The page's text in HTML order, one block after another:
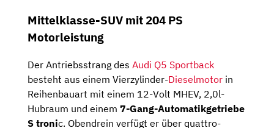
Mittelklasse-SUV mit 204 PS
Motorleistung
Der Antriebsstrang des Audi Q5 Sportback
besteht aus einem Vierzylinder-Dieselmotor in
Reihenbauart mit einem 12-Volt MHEV, 2,0l-
Hubraum und einem 7-Gang-Automatikgetriebe
S tronic. Obendrein verfügt er über quattro-